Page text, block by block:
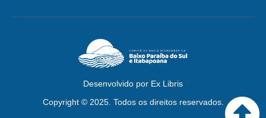
Desenvolvido por Ex Libris
Copyright © 2025. Todos os direitos reservados.